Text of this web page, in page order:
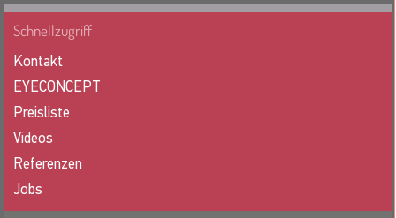
Schnellzugriff
Kontakt
EYECONCEPT
Preisliste
Videos
Referenzen
Jobs